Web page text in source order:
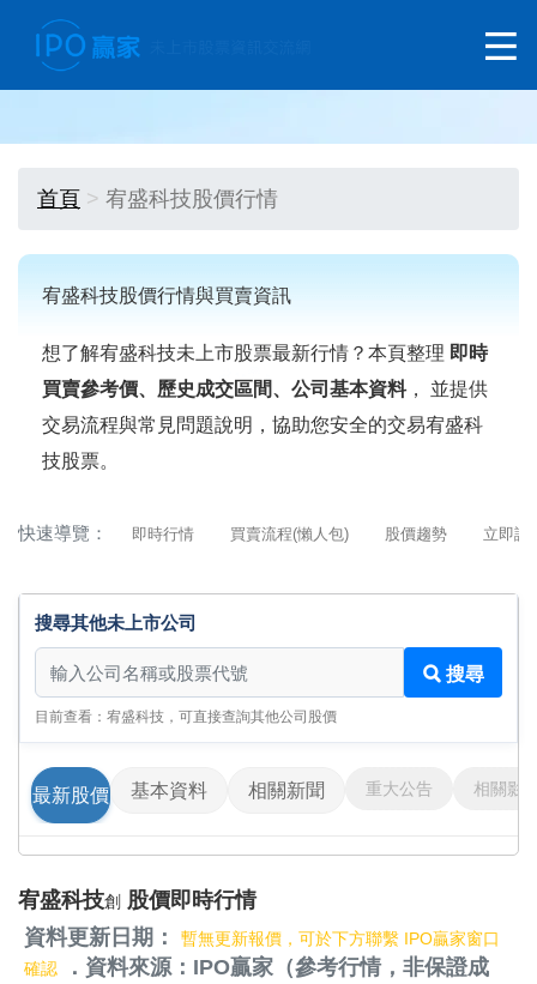
首頁 宥盛科技股價行情
宥盛科技股價行情與買賣資訊
想了解宥盛科技未上市股票最新行情？本頁整理 即時
買賣參考價、歷史成交區間、公司基本資料， 並提供
交易流程與常見問題說明，協助您安全的交易宥盛科
技股票。
快速導覽： 即時行情 買賣流程(懶人包) 股價趨勢 立即詢
搜尋其他未上市公司
搜尋其他未上市公司
搜尋
目前查看：宥盛科技，可直接查詢其他公司股價
最新股價 基本資料 相關新聞 重大公告 相關影
宥盛科技創 股價即時行情
資料更新日期：
暫無更新報價，可於下方聯繫 IPO贏家窗口
確認
．資料來源：IPO贏家（參考行情，非保證成